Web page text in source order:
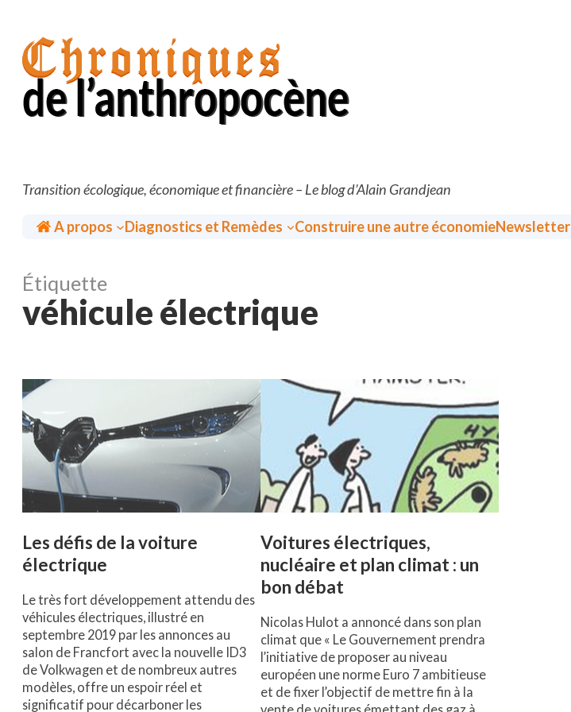
contenu
Transition écologique, économique et financière – Le blog d’Alain Grandjean
Accueil
A propos Diagnostics et Remèdes Construire une autre économieNewsletter
Étiquette
véhicule électrique
Les défis de la voiture
électrique
Le très fort développement attendu des
véhicules électriques, illustré en
septembre 2019 par les annonces au
salon de Francfort avec la nouvelle ID3
de Volkwagen et de nombreux autres
modèles, offre un espoir réel et
significatif pour décarboner les
Voitures électriques,
nucléaire et plan climat : un
bon débat
Nicolas Hulot a annoncé dans son plan
climat que « Le Gouvernement prendra
l’initiative de proposer au niveau
européen une norme Euro 7 ambitieuse
et de fixer l’objectif de mettre fin à la